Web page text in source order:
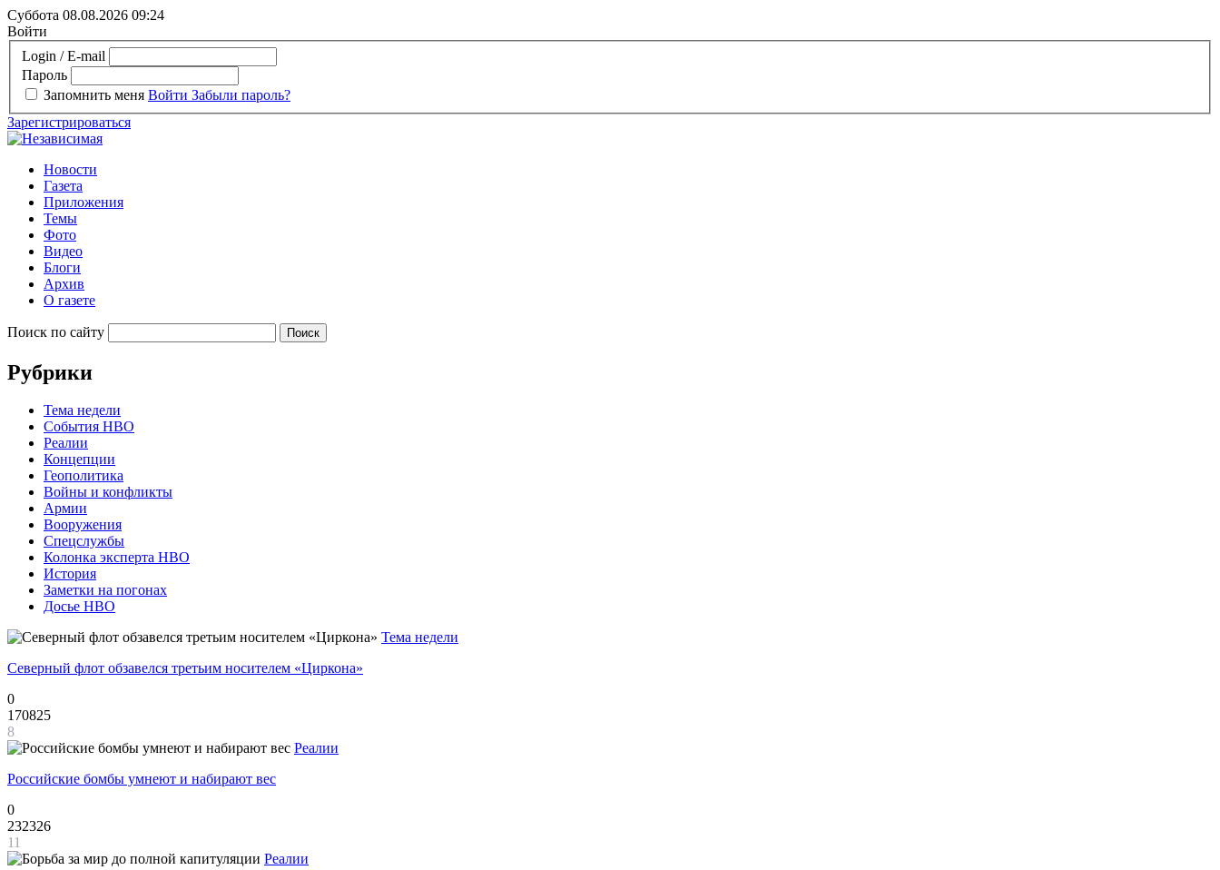
Суббота 08.08.2026 09:24
Войти
Login / E-mail
Пароль
Запомнить меня Войти Забыли пароль?
Зарегистрироваться
Новости
Газета
Приложения
Темы
Фото
Видео
Блоги
Архив
О газете
Поиск по сайту
Рубрики
Тема недели
События НВО
Реалии
Концепции
Геополитика
Войны и конфликты
Армии
Вооружения
Спецслужбы
Колонка эксперта НВО
История
Заметки на погонах
Досье НВО
Тема недели
Северный флот обзавелся третьим носителем «Циркона»
0
170825
8
Реалии
Российские бомбы умнеют и набирают вес
0
232326
11
Реалии